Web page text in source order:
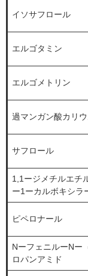
イソサフロール
エルゴタミン
エルゴメトリン
過マンガン酸カリウ
サフロール
1,1ージメチルエチ
ー1ーカルボキシラ
ピペロナール
NーフェニルーNー
ロパンアミド